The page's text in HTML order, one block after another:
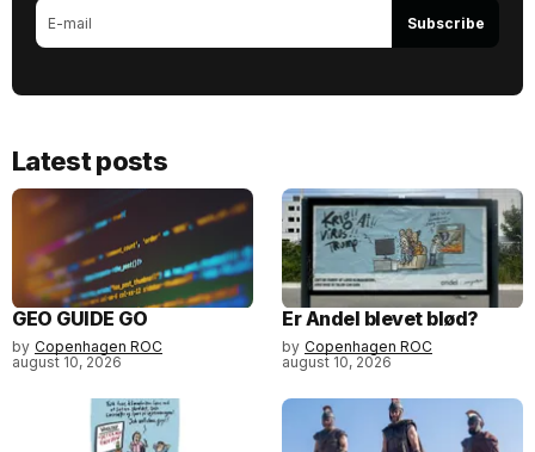
Subscribe
Latest posts
GEO GUIDE GO
by Copenhagen ROC
august 10, 2026
Er Andel blevet blød?
by Copenhagen ROC
august 10, 2026